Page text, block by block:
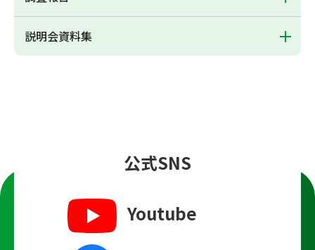
説明会資料集
公式SNS
Youtube